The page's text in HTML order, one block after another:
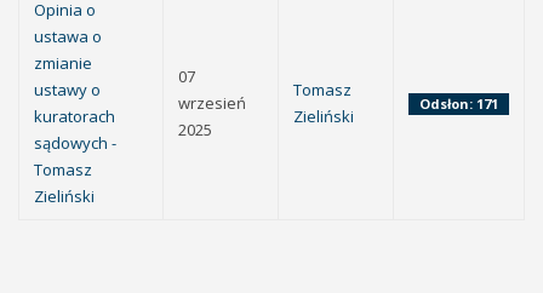
Opinia o
ustawa o
zmianie
ustawy o
kuratorach
sądowych -
Tomasz
Zieliński
07
wrzesień
2025
Tomasz
Zieliński
Odsłon: 171